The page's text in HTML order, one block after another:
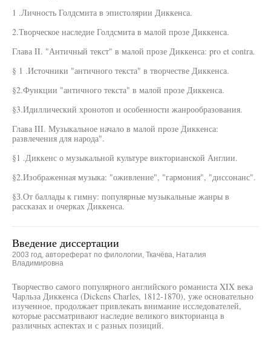
1 .Личность Голдсмита в эпистолярии Диккенса.
2.Творческое наследие Голдсмита в малой прозе Диккенса.
Глава II. "Античный текст" в малой прозе Диккенса: pro et contra.
§ 1 .Источники "античного текста" в творчестве Диккенса.
§2.Функции "античного текста" в малой прозе Диккенса.
§3.Идиллический хронотоп и особенности жанрообразования.
Глава III. Музыкальное начало в малой прозе Диккенса:
развлечения для народа".
§1 .Диккенс о музыкальной культуре викторианской Англии.
§2.Изображенная музыка: "оживление", "гармония", "диссонанс".
§З.От баллады к гимну: популярные музыкальные жанры в
рассказах и очерках Диккенса.
Введение диссертации
2003 год, автореферат по филологии, Ткачёва, Наталия
Владимировна
Творчество самого популярного английского романиста XIX века
Чарльза Диккенса (Dickens Charles, 1812-1870), уже основательно
изученное, продолжает привлекать внимание исследователей,
которые рассматривают наследие великого викторианца в
различных аспектах и с разных позиций.